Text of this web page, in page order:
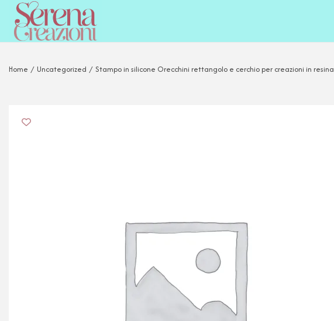
Home / Uncategorized / Stampo in silicone Orecchini rettangolo e cerchio per creazioni in resina